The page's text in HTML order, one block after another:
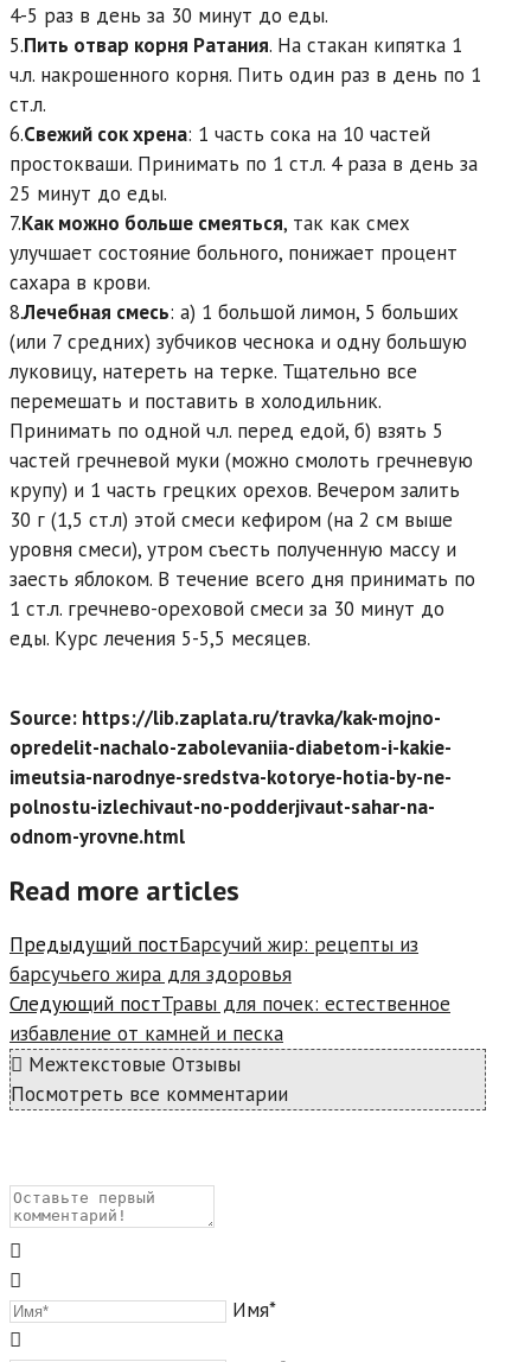
4-5 раз в день за 30 минут до еды.
5.Пить отвар корня Ратания. На стакан кипятка 1
ч.л. накрошенного корня. Пить один раз в день по 1
ст.л.
6.Свежий сок хрена: 1 часть сока на 10 частей
простокваши. Принимать по 1 ст.л. 4 раза в день за
25 минут до еды.
7.Как можно больше смеяться, так как смех
улучшает состояние больного, понижает процент
сахара в крови.
8.Лечебная смесь: а) 1 большой лимон, 5 больших
(или 7 средних) зубчиков чеснока и одну большую
луковицу, натереть на терке. Тщательно все
перемешать и поставить в холодильник.
Принимать по одной ч.л. перед едой, б) взять 5
частей гречневой муки (можно смолоть гречневую
крупу) и 1 часть грецких орехов. Вечером залить
30 г (1,5 ст.л) этой смеси кефиром (на 2 см выше
уровня смеси), утром съесть полученную массу и
заесть яблоком. В течение всего дня принимать по
1 ст.л. гречнево-ореховой смеси за 30 минут до
еды. Курс лечения 5-5,5 месяцев.
Source: https://lib.zaplata.ru/travka/kak-mojno-
opredelit-nachalo-zabolevaniia-diabetom-i-kakie-
imeutsia-narodnye-sredstva-kotorye-hotia-by-ne-
polnostu-izlechivaut-no-podderjivaut-sahar-na-
odnom-yrovne.html
Read more articles
Предыдущий постБарсучий жир: рецепты из
барсучьего жира для здоровья
Следующий постТравы для почек: естественное
избавление от камней и песка
Межтекстовые Отзывы
Посмотреть все комментарии
Имя*